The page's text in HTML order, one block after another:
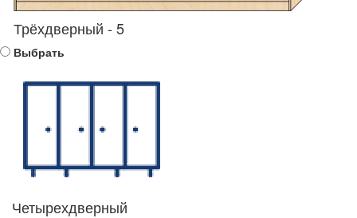
Трёхдверный - 5
Выбрать
Четырехдверный